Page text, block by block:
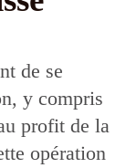
de se
y compris
profit de la
opération